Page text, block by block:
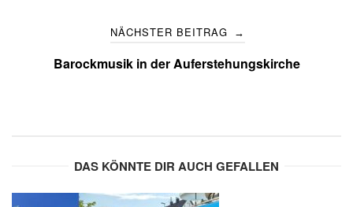
NÄCHSTER BEITRAG →
Barockmusik in der Auferstehungskirche
DAS KÖNNTE DIR AUCH GEFALLEN